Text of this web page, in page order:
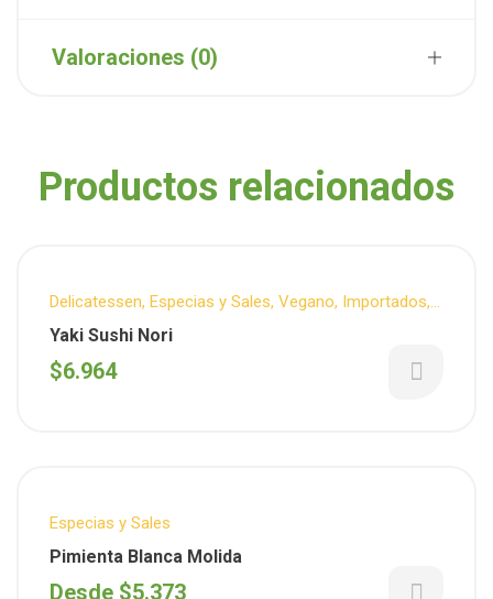
Valoraciones (0)
Productos relacionados
Delicatessen, Especias y Sales, Vegano, Importados,
Para tus comidas
Yaki Sushi Nori
$6.964
Especias y Sales
Pimienta Blanca Molida
Desde $5.373